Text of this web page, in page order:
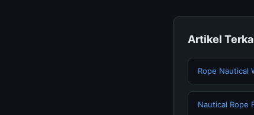
Artikel
Rope Nautical
Nautical Rope